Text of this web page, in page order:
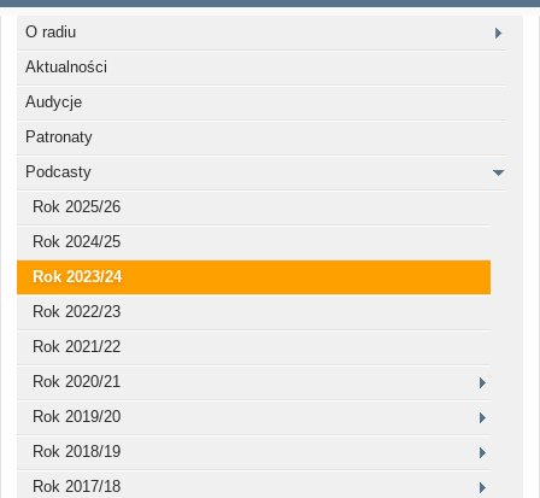
O radiu
Aktualności
Audycje
Patronaty
Podcasty
Rok 2025/26
Rok 2024/25
Rok 2023/24
Rok 2022/23
Rok 2021/22
Rok 2020/21
Rok 2019/20
Rok 2018/19
Rok 2017/18